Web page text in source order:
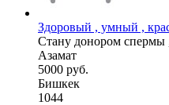
Здоровый , умный ,
Стану донором спермы
Азамат
5000 руб.
Бишкек
1044